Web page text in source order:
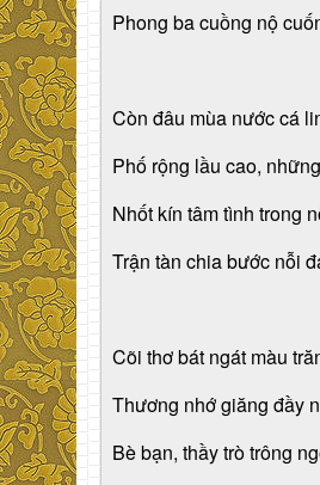
Phong ba cuồng nộ
Còn đâu mùa nước cá
Phố rộng lầu cao,
Nhốt kín tâm tình trong
Trận tàn chia bước nỗi
Cõi thơ bát ngát màu
Thương nhớ giăng đầy
Bè bạn, thầy trò trông